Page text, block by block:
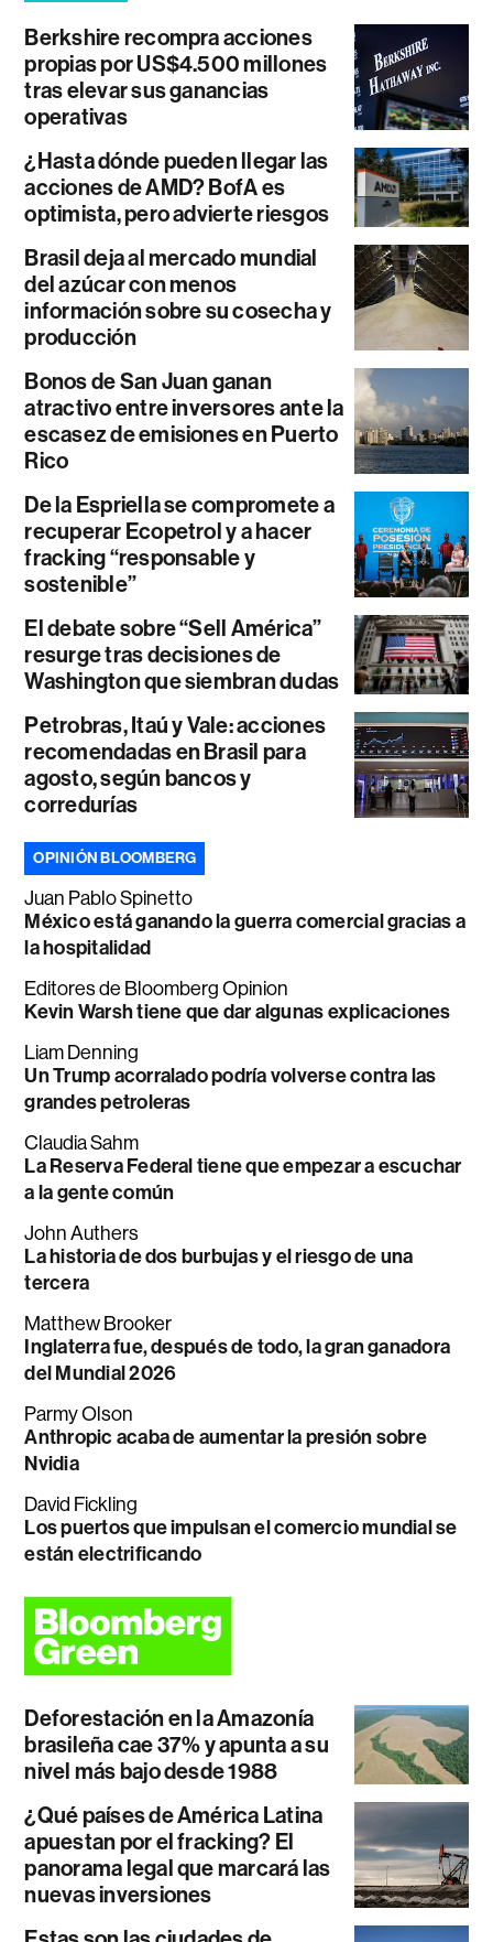
Berkshire recompra acciones
propias por US$4.500 millones
tras elevar sus ganancias
operativas
¿Hasta dónde pueden llegar las
acciones de AMD? BofA es
optimista, pero advierte riesgos
Brasil deja al mercado mundial
del azúcar con menos
información sobre su cosecha y
producción
Bonos de San Juan ganan
atractivo entre inversores ante la
escasez de emisiones en Puerto
Rico
De la Espriella se compromete a
recuperar Ecopetrol y a hacer
fracking “responsable y
sostenible”
El debate sobre “Sell América”
resurge tras decisiones de
Washington que siembran dudas
Petrobras, Itaú y Vale: acciones
recomendadas en Brasil para
agosto, según bancos y
corredurías
OPINIÓN BLOOMBERG
Juan Pablo Spinetto
México está ganando la guerra comercial gracias a
la hospitalidad
Editores de Bloomberg Opinion
Kevin Warsh tiene que dar algunas explicaciones
Liam Denning
Un Trump acorralado podría volverse contra las
grandes petroleras
Claudia Sahm
La Reserva Federal tiene que empezar a escuchar
a la gente común
John Authers
La historia de dos burbujas y el riesgo de una
tercera
Matthew Brooker
Inglaterra fue, después de todo, la gran ganadora
del Mundial 2026
Parmy Olson
Anthropic acaba de aumentar la presión sobre
Nvidia
David Fickling
Los puertos que impulsan el comercio mundial se
están electrificando
Deforestación en la Amazonía
brasileña cae 37% y apunta a su
nivel más bajo desde 1988
¿Qué países de América Latina
apuestan por el fracking? El
panorama legal que marcará las
nuevas inversiones